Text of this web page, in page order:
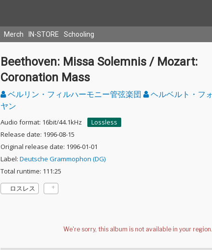
Merch IN-STORE Schooling
Beethoven: Missa Solemnis / Mozart:
Coronation Mass
ベルリン・フィルハーモニー管弦楽団
ヘルベルト・フ
ヤン
Audio format: 16bit/44.1kHz
Lossless
Release date: 1996-08-15
Original release date: 1996-01-01
Label: Deutsche Grammophon (DG)
Total runtime: 111:25
ロスレス